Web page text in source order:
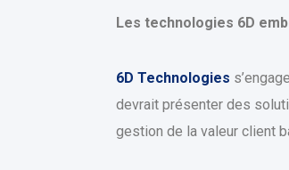
Les technologies 6D
6D Technologies
devrait présenter des
gestion de la valeur client